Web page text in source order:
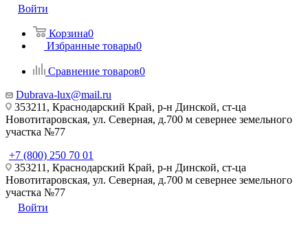
Войти
Корзина0
Избранные товары0
Сравнение товаров0
Dubrava-lux@mail.ru
353211, Краснодарский Край, р-н Динской, ст-ца
Новотитаровская, ул. Северная, д.700 м севернее земельного
участка №77
+7 (800) 250 70 01
353211, Краснодарский Край, р-н Динской, ст-ца
Новотитаровская, ул. Северная, д.700 м севернее земельного
участка №77
Войти